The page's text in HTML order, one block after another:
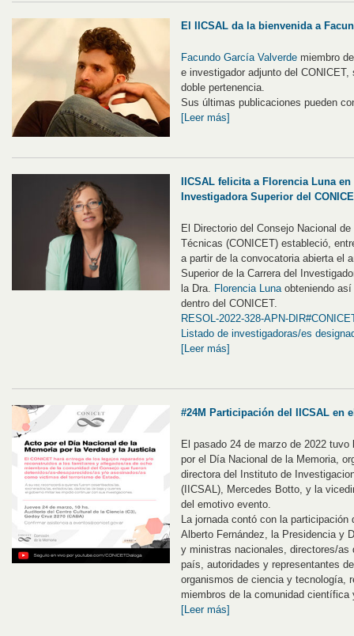
El IICSAL da la bienvenida a
Facundo García Valverde miembro
e investigador adjunto del
doble pertenencia.
Sus últimas publicaciones pueden
[Leer más]
IICSAL felicita a Florencia Luna
Investigadora Superior del
El Directorio del Consejo Nacional
Técnicas (CONICET) estableció,
a partir de la convocatoria abierta el
Superior de la Carrera del
la Dra.
Florencia Luna obteniendo
dentro del CONICET.
RESOL-2022-328-APN-
Listado de investigadoras/es
[Leer más]
#24M Participación del IICSAL en
El pasado 24 de marzo de 2022
por el Día Nacional de la Memoria,
directora del Instituto de
(IICSAL), Mercedes Botto, y la
del emotivo evento.
La jornada contó con la
Alberto Fernández, la Presidencia y
y ministras nacionales, directores/
país, autoridades y representantes
organismos de ciencia y tecnología,
miembros de la comunidad
[Leer más]